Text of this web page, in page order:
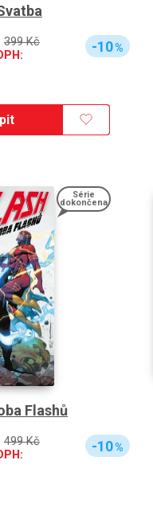
399 Kč
-10%
Série
dokončena
Flashů
499 Kč
-10%